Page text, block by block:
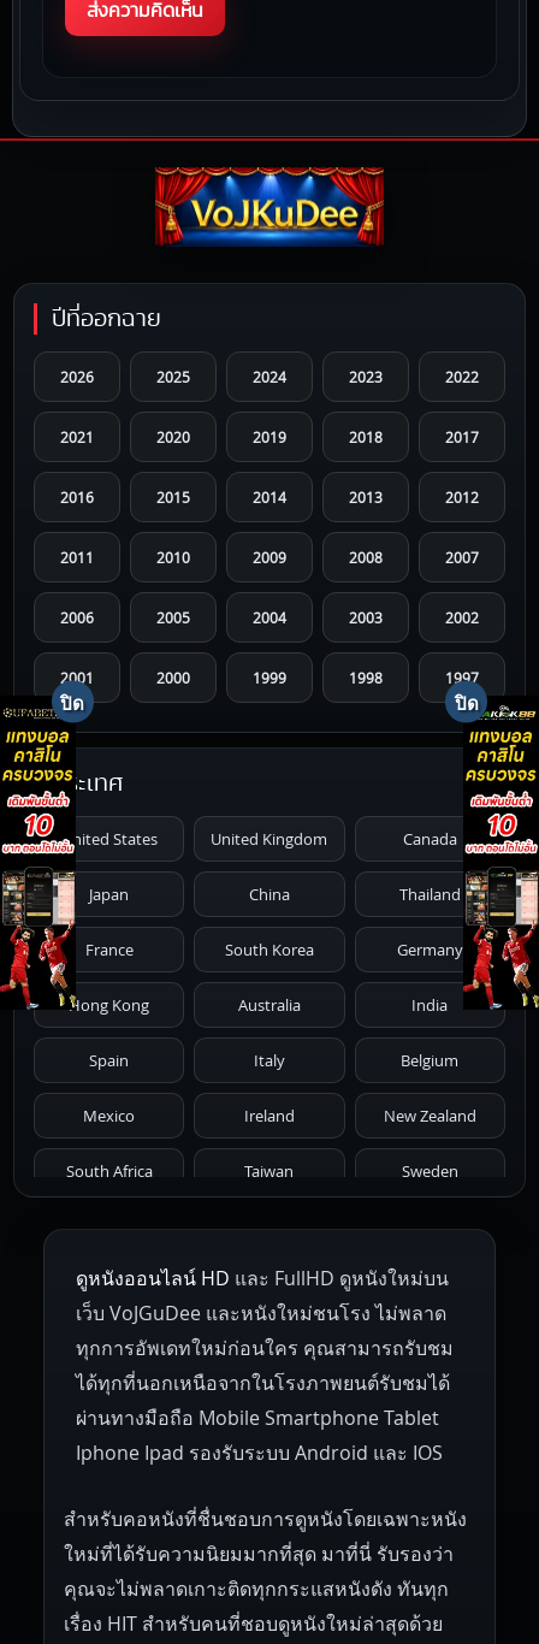
ปีที่ออกฉาย
2026 2025 2024 2023 2022
2021 2020 2019 2018 2017
2016 2015 2014 2013 2012
2011 2010 2009 2008 2007
2006 2005 2004 2003 2002
2001 2000 1999 1998 1997
1996 1995 1994 1993 1992
1991 1987
1986 1985 1984 1983 1982
1981 1980 1979 1978 1977
1976 1975 1974 1973 1972
1971 1970 1969 1968 1967
1966 1965 1964 1963 1962
1959 1955
1945 1942 1941 1940 1939
1938 1937 1930 1928 1916
ประเทศ
United States United Kingdom Canada
Japan China Thailand
France South Korea Germany
Hong Kong Australia India
Spain Italy Belgium
Mexico Ireland New Zealand
South Africa Taiwan Sweden
Netherlands Russia Poland
Hungary Denmark Bulgaria
Czech Republic Brazil Turkey
ดูหนังออนไลน์ HD และ FullHD ดูหนังใหม่บน
เว็บ VoJGuDee และหนังใหม่ชนโรง ไม่พลาด
ทุกการอัพเดทใหม่ก่อนใคร คุณสามารถรับชม
ได้ทุกที่นอกเหนือจากในโรงภาพยนต์รับชมได้
ผ่านทางมือถือ Mobile Smartphone Tablet
Iphone Ipad รองรับระบบ Android และ IOS
สำหรับคอหนังที่ชื่นชอบการดูหนังโดยเฉพาะหนัง
ใหม่ที่ได้รับความนิยมมากที่สุด มาที่นี่ รับรองว่า
คุณจะไม่พลาดเกาะติดทุกกระแสหนังดัง ทันทุก
เรื่อง HIT สำหรับคนที่ชอบดูหนังใหม่ล่าสุดด้วย